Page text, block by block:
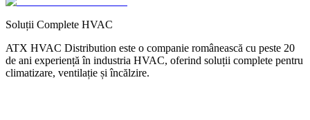
Soluții Complete HVAC
ATX HVAC Distribution este o companie românească cu peste 20
de ani experiență în industria HVAC, oferind soluții complete pentru
climatizare, ventilație și încălzire.